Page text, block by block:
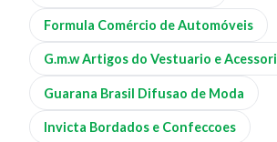
Formula Comércio de Automóveis
G.m.w Artigos do Vestuario e
Guarana Brasil Difusao de Moda
Invicta Bordados e Confeccoes